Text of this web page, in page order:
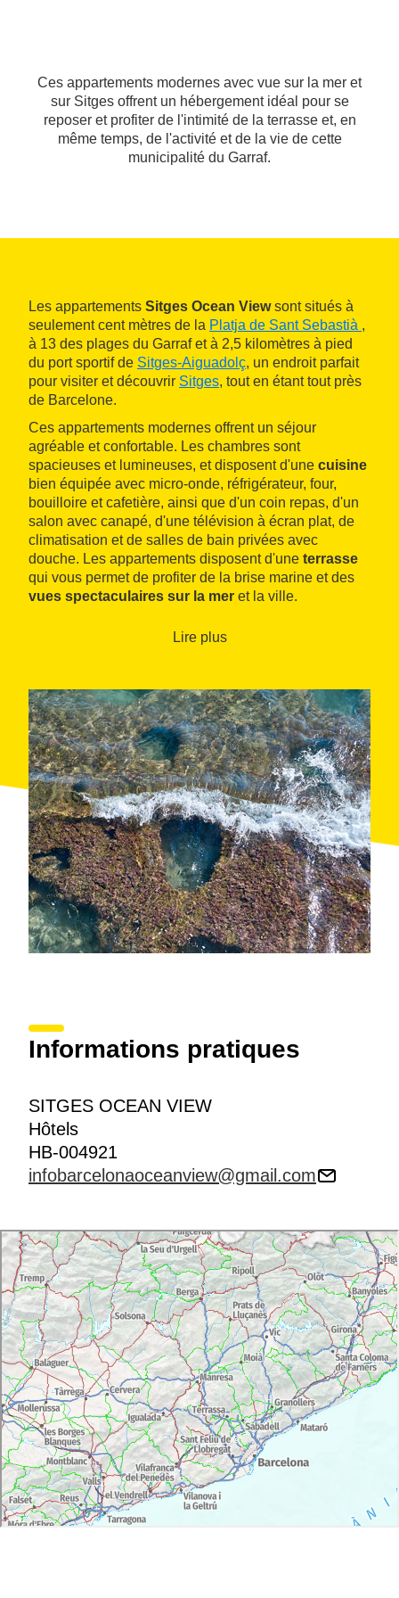
Ces appartements modernes avec vue sur la mer et
sur Sitges offrent un hébergement idéal pour se
reposer et profiter de l'intimité de la terrasse et, en
même temps, de l'activité et de la vie de cette
municipalité du Garraf.
Les appartements Sitges Ocean Viewsont situés à
seulement cent mètres de la Platja de Sant Sebastià ,
à 13 des plages du Garraf et à 2,5 kilomètres à pied
du port sportif de Sitges-Aiguadolç, un endroit parfait
pour visiter et découvrir Sitges, tout en étant tout près
de Barcelone.
Ces appartements modernes offrent un séjour
agréable et confortable. Les chambres sont
spacieuses et lumineuses, et disposent d'une cuisine
bien équipée avec micro-onde, réfrigérateur, four,
bouilloire et cafetière, ainsi que d'un coin repas, d'un
salon avec canapé, d'une télévision à écran plat, de
climatisation et de salles de bain privées avec
douche. Les appartements disposent d'une terrasse
qui vous permet de profiter de la brise marine et des
vues spectaculaires sur la mer et la ville.
Lire plus
Informations pratiques
SITGES OCEAN VIEW
Hôtels
HB-004921
infobarcelonaoceanview@gmail.com